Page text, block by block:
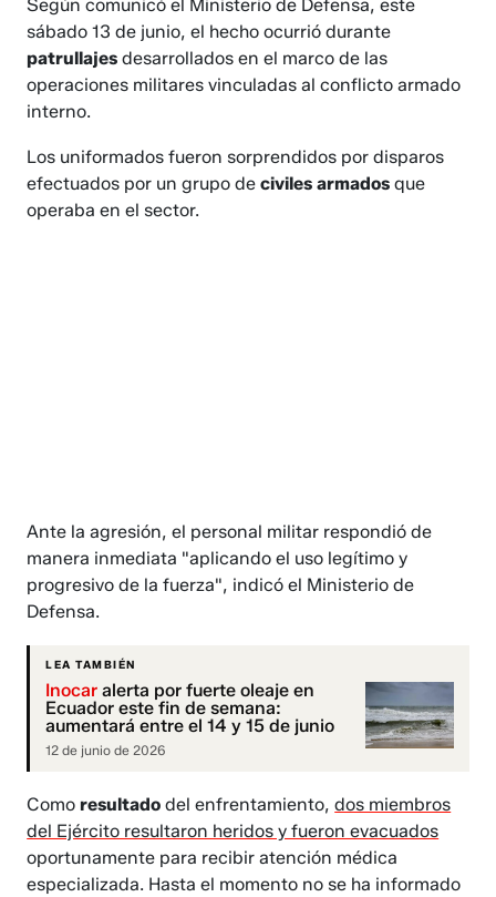
Según comunicó el Ministerio de Defensa, este
sábado 13 de junio, el hecho ocurrió durante
patrullajes desarrollados en el marco de las
operaciones militares vinculadas al conflicto armado
interno.
Los uniformados fueron sorprendidos por disparos
efectuados por un grupo deciviles armados que
operaba en el sector.
Ante la agresión, el personal militar respondió de
manera inmediata "aplicando el uso legítimo y
progresivo de la fuerza", indicó el Ministerio de
Defensa.
LEA TAMBIÉN
Inocar alerta por fuerte oleaje en
Ecuador este fin de semana:
aumentará entre el 14 y 15 de junio
12 de junio de 2026
Comoresultado del enfrentamiento,dos miembros
del Ejército resultaron heridos y fueron evacuados
oportunamente para recibir atención médica
especializada. Hasta el momento no se ha informado